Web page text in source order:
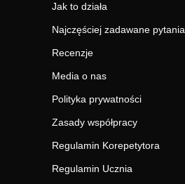
Jak to działa
Najczęściej zadawane pytania
Recenzje
Media o nas
Polityka prywatności
Zasady współpracy
Regulamin Korepetytora
Regulamin Ucznia